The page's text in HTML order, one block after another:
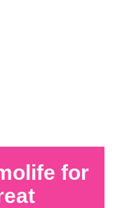
for